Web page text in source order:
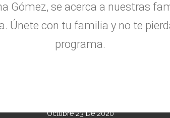
Gómez, se acerca a nuestras
Únete con tu familia y no te
programa.
Octubre 23 De 2020